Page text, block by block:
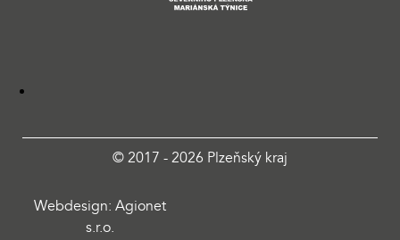
© 2017 - 2026 Plzeňský kraj
Webdesign: Agionet
s.r.o.